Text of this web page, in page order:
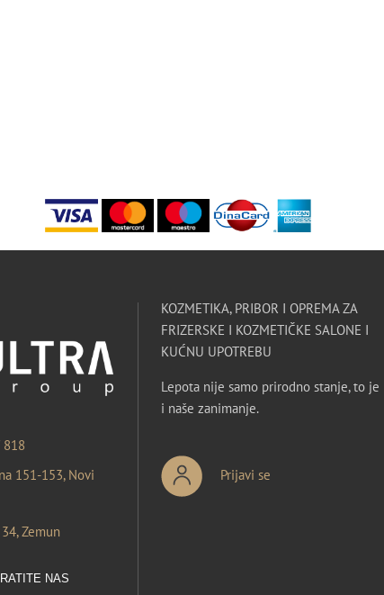
818
151-153, Novi
Zemun
NAS
KOZMETIKA, PRIBOR I OPREMA ZA
FRIZERSKE I KOZMETIČKE SALONE I
KUĆNU UPOTREBU
Lepota nije samo prirodno stanje, to je
i naše zanimanje.
Prijavi se